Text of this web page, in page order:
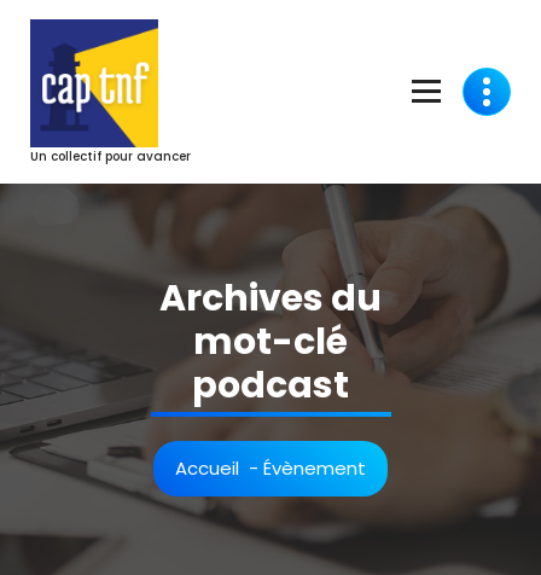
contenu
Un collectif pour avancer
Archives du
mot-clé
podcast
Accueil - Évènement